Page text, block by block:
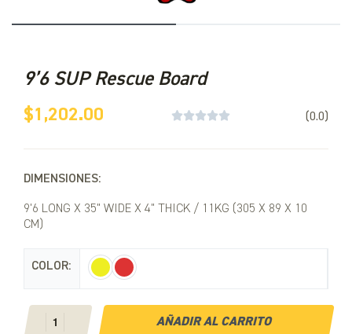
9’6 SUP Rescue Board
$1,202.00  (0.0)
DIMENSIONES:
9'6 LONG X 35" WIDE X 4" THICK / 11KG (305 X 89 X 10
CM)
COLOR
AÑADIR AL CARRITO